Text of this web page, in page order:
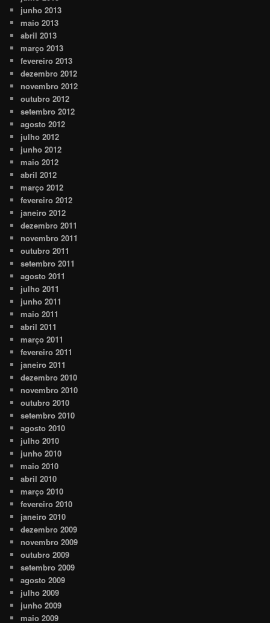
junho 2013
maio 2013
abril 2013
março 2013
fevereiro 2013
dezembro 2012
novembro 2012
outubro 2012
setembro 2012
agosto 2012
julho 2012
junho 2012
maio 2012
abril 2012
março 2012
fevereiro 2012
janeiro 2012
dezembro 2011
novembro 2011
outubro 2011
setembro 2011
agosto 2011
julho 2011
junho 2011
maio 2011
abril 2011
março 2011
fevereiro 2011
janeiro 2011
dezembro 2010
novembro 2010
outubro 2010
setembro 2010
agosto 2010
julho 2010
junho 2010
maio 2010
abril 2010
março 2010
fevereiro 2010
janeiro 2010
dezembro 2009
novembro 2009
outubro 2009
setembro 2009
agosto 2009
julho 2009
junho 2009
maio 2009